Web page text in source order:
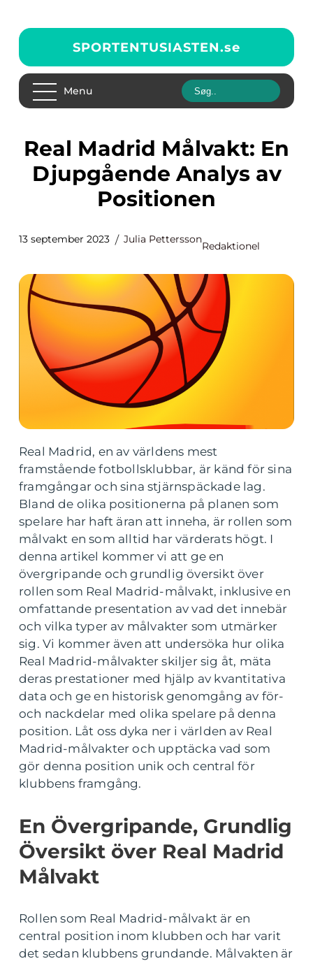
SPORTENTUSIASTEN.se
Menu
Real Madrid Målvakt: En
Djupgående Analys av
Positionen
13 september 2023 Julia Pettersson
Redaktionel
Real Madrid, en av världens mest
framstående fotbollsklubbar, är känd för sina
framgångar och sina stjärnspäckade lag.
Bland de olika positionerna på planen som
spelare har haft äran att inneha, är rollen som
målvakt en som alltid har värderats högt. I
denna artikel kommer vi att ge en
övergripande och grundlig översikt över
rollen som Real Madrid-målvakt, inklusive en
omfattande presentation av vad det innebär
och vilka typer av målvakter som utmärker
sig. Vi kommer även att undersöka hur olika
Real Madrid-målvakter skiljer sig åt, mäta
deras prestationer med hjälp av kvantitativa
data och ge en historisk genomgång av för-
och nackdelar med olika spelare på denna
position. Låt oss dyka ner i världen av Real
Madrid-målvakter och upptäcka vad som
gör denna position unik och central för
klubbens framgång.
En Övergripande, Grundlig
Översikt över Real Madrid
Målvakt
Rollen som Real Madrid-målvakt är en
central position inom klubben och har varit
det sedan klubbens grundande. Målvakten är